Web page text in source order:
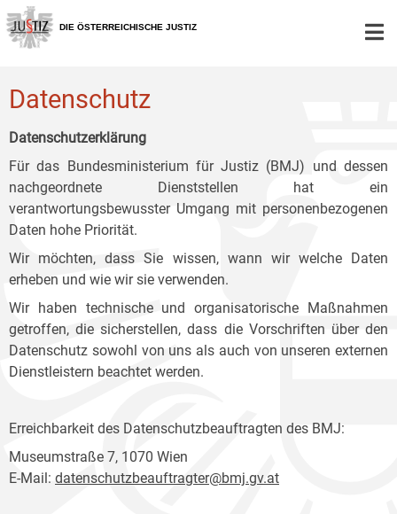
Zur
Hauptnavigation
[1]
Zum
Inhalt
[2]
Zum
Untermenü
[3]
DIE ÖSTERREICHISCHE JUSTIZ
Datenschutz
Datenschutzerklärung
Für das Bundesministerium für Justiz (BMJ) und dessen
nachgeordnete Dienststellen hat ein
verantwortungsbewusster Umgang mit personenbezogenen
Daten hohe Priorität.
Wir möchten, dass Sie wissen, wann wir welche Daten
erheben und wie wir sie verwenden.
Wir haben technische und organisatorische Maßnahmen
getroffen, die sicherstellen, dass die Vorschriften über den
Datenschutz sowohl von uns als auch von unseren externen
Dienstleistern beachtet werden.
Erreichbarkeit des Datenschutzbeauftragten des BMJ:
Museumstraße 7, 1070 Wien
E-Mail: datenschutzbeauftragter@bmj.gv.at